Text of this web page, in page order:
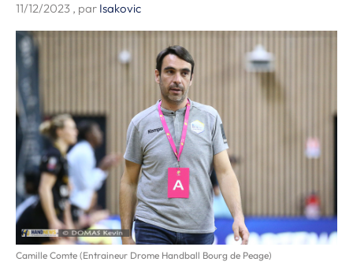
11/12/2023 , par Isakovic
Camille Comte (Entraineur Drome Handball Bourg de Peage)